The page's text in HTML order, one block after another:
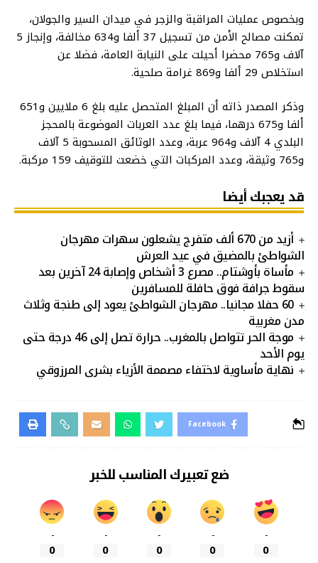
وبخصوص عمليات المراقبة والزجر في ميدان السير والجولان،
تمكنت مصالح الأمن من تسجيل 37 ألفا و634 مخالفة، وإنجاز 5
آلاف و765 محضرا أحيلت ‏على النيابة العامة، فضلا عن
استخلاص 29 ألفا و869 غرامة صلحية.
وذكر المصدر ذاته أن المبلغ المتحصل عليه بلغ 6 ملايين و651
ألفا و675 درهما، فيما بلغ عدد العربات الموضوعة بالمحجز
البلدي 4 آلاف و964 عربة، وعدد الوثائق المسحوبة 5 آلاف
و765 وثيقة، وعدد المركبات التي خضعت للتوقيف 159 مركبة.
قد يعجبك أيضا
أزيد من 670 ألف متفرج يشعلون سهرات مهرجان
الشواطئ بالمضيق في عيد العرش
مأساة بأوشتام.. مصرع 3 أشخاص وإصابة 24 آخرين بعد
سقوط جرافة فوق حافلة للمسافرين
60 حفلا مجانيا.. مهرجان الشواطئ يعود إلى طنجة وثلاث
مدن مغربية
موجة الحر تتواصل بالمغرب.. حرارة تصل إلى 46 درجة حتى
يوم الأحد
نهاية مأساوية لاختفاء مصممة الأزياء بشرى المرزوقي
Facebook
ضع تعبيرك المناسب للخبر
-
0
-
0
-
0
-
0
-
0